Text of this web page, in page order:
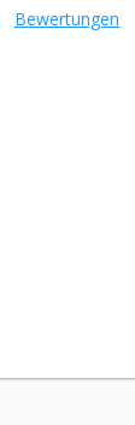
Bewertungen